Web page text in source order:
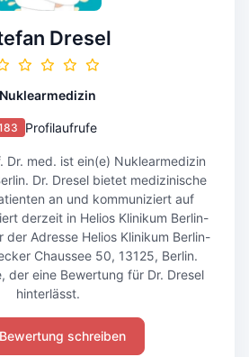
Dresel
Nuklearmedizin
Profilaufrufe
Dr. med. ist ein(e) Nuklearmedizin
Dr. Dresel bietet medizinische
an und kommuniziert auf
derzeit in Helios Klinikum Berlin-
der Adresse Helios Klinikum Berlin-
Chaussee 50, 13125, Berlin.
der eine Bewertung für Dr. Dresel
hinterlässt.
Bewertung schreiben